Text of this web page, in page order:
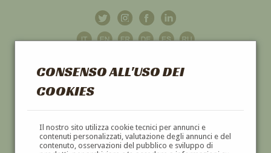
CONSENSO ALL'USO DEI
COOKIES
Il nostro sito utilizza cookie tecnici per annunci e
contenuti personalizzati, valutazione degli annunci e del
contenuto, osservazioni del pubblico e sviluppo di
GALLERIAD'ARTE